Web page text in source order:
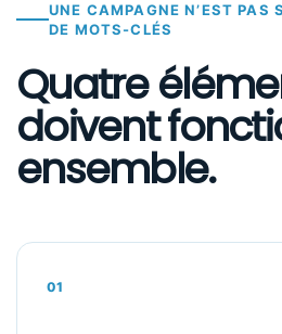
UNE CAMPAGNE N’EST PAS
DE MOTS-CLÉS
Quatre
doivent
ensemble.
01